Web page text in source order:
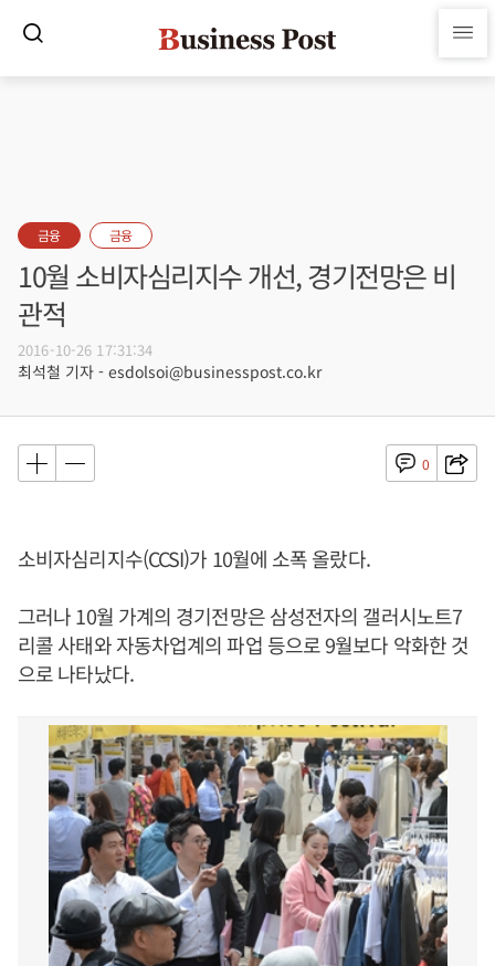
금융 금융
10월 소비자심리지수 개선, 경기전망은 비
관적
2016-10-26 17:31:34
최석철 기자 - esdolsoi@businesspost.co.kr
0
소비자심리지수(CCSI)가 10월에 소폭 올랐다.
그러나 10월 가계의 경기전망은 삼성전자의 갤러시노트7
리콜 사태와 자동차업계의 파업 등으로 9월보다 악화한 것
으로 나타났다.